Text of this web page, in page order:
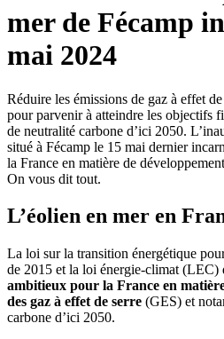
mer de Fécamp
mai 2024
Réduire les émissions de gaz à effet
pour parvenir à atteindre les objectifs
de neutralité carbone d’ici 2050.
situé à Fécamp le 15 mai dernier
la France en matière de
On vous dit tout.
L’éolien en mer en
La loi sur la transition énergétique
de 2015 et la loi énergie-climat (LEC)
ambitieux pour la France en
des gaz à effet de serre (GES) et
carbone d’ici 2050.